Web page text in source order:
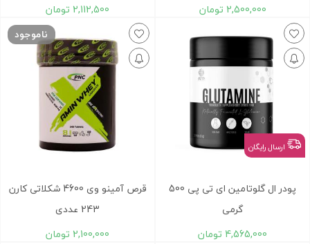
2,500,000 تومان 2,112,500 تومان
ارسال رایگان
پودر ال گلوتامين ای تی پی 500
گرمی
4,565,000 تومان
ناموجود
قرص آمینو وی 4600 شکلاتی کارن
243 عددی
2,100,000 تومان